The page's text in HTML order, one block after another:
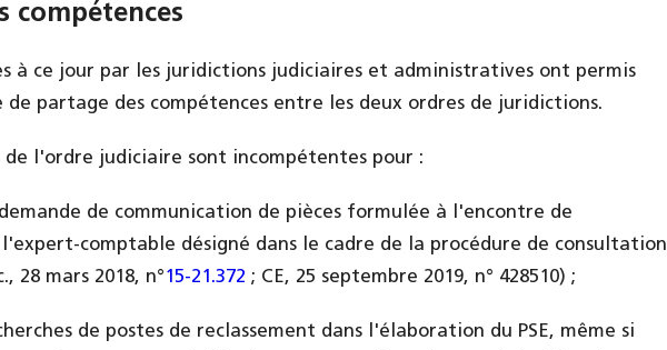
compétences
à ce jour par les juridictions judiciaires et administratives ont permis
de partage des compétences entre les deux ordres de juridictions.
l'ordre judiciaire sont incompétentes pour :
de communication de pièces formulée à l'encontre de
comptable désigné dans le cadre de la procédure de consultation
28 mars 2018, n°15-21.372 ; CE, 25 septembre 2019, n° 428510) ;
de postes de reclassement dans l'élaboration du PSE, même si